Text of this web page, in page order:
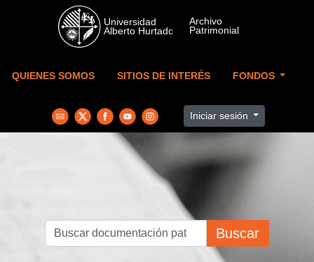
Skip to main content
QUIENES SOMOS SITIOS DE INTERÉS FONDOS
Iniciar sesión
Buscar